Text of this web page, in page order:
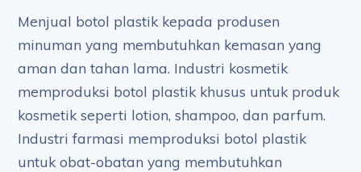
Menjual botol plastik kepada produsen
minuman yang membutuhkan kemasan yang
aman dan tahan lama. Industri kosmetik
memproduksi botol plastik khusus untuk produk
kosmetik seperti lotion, shampoo, dan parfum.
Industri farmasi memproduksi botol plastik
untuk obat-obatan yang membutuhkan